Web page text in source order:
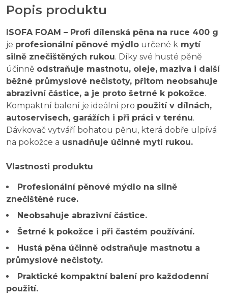
Popis produktu
ISOFA FOAM – Profi dílenská pěna na ruce 400 g
je profesionální pěnové mýdlo určené k mytí
silně znečištěných rukou. Díky své husté pěně
účinně odstraňuje mastnotu, oleje, maziva i další
běžné průmyslové nečistoty, přitom neobsahuje
abrazivní částice, a je proto šetrné k pokožce.
Kompaktní balení je ideální pro použití v dílnách,
autoservisech, garážích i při práci v terénu.
Dávkovač vytváří bohatou pěnu, která dobře ulpívá
na pokožce a usnadňuje účinné mytí rukou.
Vlastnosti produktu
Profesionální pěnové mýdlo na silně
znečištěné ruce.
Neobsahuje abrazivní částice.
Šetrné k pokožce i při častém používání.
Hustá pěna účinně odstraňuje mastnotu a
průmyslové nečistoty.
Praktické kompaktní balení pro každodenní
použití.